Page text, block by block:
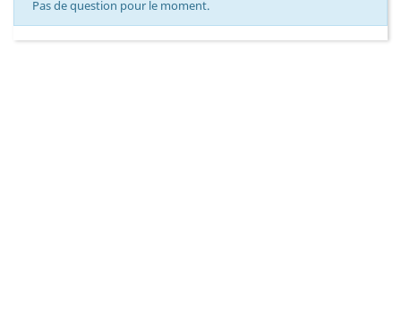
Pas de question pour le moment.